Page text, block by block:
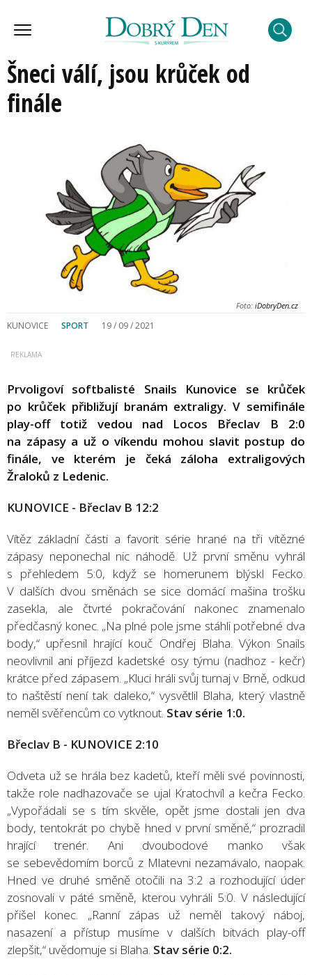
Šneci válí, jsou krůček od
finále
Foto: iDobryDen.cz
KUNOVICE SPORT 19 / 09 / 2021
Prvoligoví softbalisté Snails Kunovice se krůček
po krůček přibližují branám extraligy. V semifinále
play-off totiž vedou nad Locos Břeclav B 2:0
na zápasy a už o víkendu mohou slavit postup do
finále, ve kterém je čeká záloha extraligových
Žraloků z Ledenic.
KUNOVICE - Břeclav B 12:2
Vítěz základní části a favorit série hrané na tři vítězné
zápasy neponechal nic náhodě. Už první směnu vyhrál
s přehledem 5:0, když se homerunem blýskl Fecko.
V dalších dvou směnách se sice domácí mašina trošku
zasekla, ale čtvrté pokračování nakonec znamenalo
předčasný konec. „Na plné pole jsme stáhli potřebné dva
body,“ upřesnil hrající kouč Ondřej Blaha. Výkon Snails
neovlivnil ani příjezd kadetské osy týmu (nadhoz - kečr)
krátce před zápasem. „Kluci hráli svůj turnaj v Brně, odkud
to naštěstí není tak daleko,“ vysvětlil Blaha, který vlastně
neměl svěřencům co vytknout. Stav série 1:0.
Břeclav B - KUNOVICE 2:10
Odveta už se hrála bez kadetů, kteří měli své povinnosti,
takže role nadhazovače se ujal Kratochvíl a kečra Fecko.
„Vypořádali se s tím skvěle, opět jsme dostali jen dva
body, tentokrát po chybě hned v první směně,“ prozradil
hrající trenér. Ani dvoubodové manko však
se sebevědomím borců z Mlatevni nezamávalo, naopak.
Hned ve druhé směně otočili na 3:2 a rozhodující úder
zosnovali v páté směně, kterou vyhráli 5:0. V následující
přišel konec. „Ranní zápas už neměl takový náboj,
nasazení a přístup musíme v dalších bitvách play-off
zlepšit,“ uvědomuje si Blaha. Stav série 0:2.